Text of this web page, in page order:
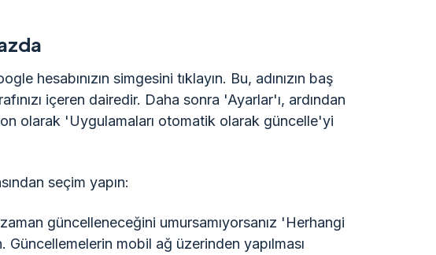
hesabınızın simgesini tıklayın. Bu, adınızın baş
içeren dairedir. Daha sonra 'Ayarlar'ı, ardından
olarak 'Uygulamaları otomatik olarak güncelle'yi
seçim yapın:
zaman güncelleneceğini umursamıyorsanız 'Herhangi
Güncellemelerin mobil ağ üzerinden yapılması